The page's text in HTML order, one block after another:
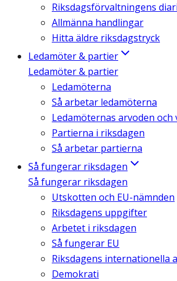
Riksdagsförvaltningens
Allmänna handlingar
Hitta äldre riksdagstryck
Ledamöter & partier
Ledamöter & partier
Ledamöterna
Så arbetar ledamöterna
Ledamöternas arvoden och
Partierna i riksdagen
Så arbetar partierna
Så fungerar riksdagen
Så fungerar riksdagen
Utskotten och EU-nämnden
Riksdagens uppgifter
Arbetet i riksdagen
Så fungerar EU
Riksdagens internationella
Demokrati